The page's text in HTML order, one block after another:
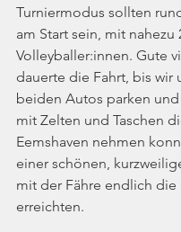
Turniermodus sollten
am Start sein, mit nahezu
Volleyballer:innen. Gute
dauerte die Fahrt, bis wir
beiden Autos parken
mit Zelten und Taschen
Eemshaven nehmen
einer schönen,
mit der Fähre endlich die
erreichten.